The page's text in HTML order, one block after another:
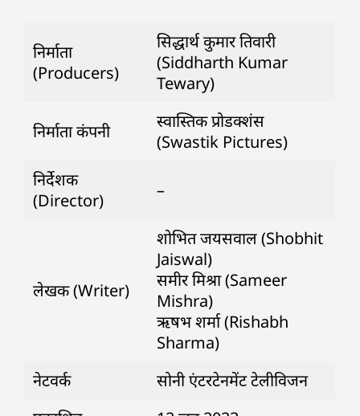
निर्माता
(Producers)
सिद्धार्थ कुमार तिवारी
(Siddharth Kumar
Tewary)
निर्माता कंपनी
स्वास्तिक प्रोडक्शंस
(Swastik Pictures)
निर्देशक
(Director)
–
लेखक (Writer)
शोभित जयसवाल (Shobhit
Jaiswal)
समीर मिश्रा (Sameer
Mishra)
ऋषभ शर्मा (Rishabh
Sharma)
नेटवर्क
सोनी एंटरटेनमेंट टेलीविजन